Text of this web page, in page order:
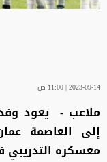
2023-09-14 | 11:00 ص
ملاعب - يعود
إلى العاصمة
معسكره التدريبي